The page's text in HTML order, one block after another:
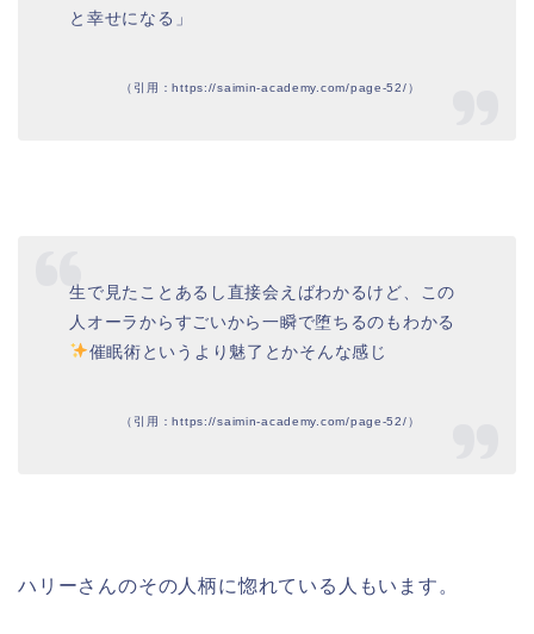
と幸せになる」
（引用：https://saimin-academy.com/page-52/）
生で見たことあるし直接会えばわかるけど、この
人オーラからすごいから一瞬で堕ちるのもわかる
催眠術というより魅了とかそんな感じ
（引用：https://saimin-academy.com/page-52/）
ハリーさんのその人柄に惚れている人もいます。